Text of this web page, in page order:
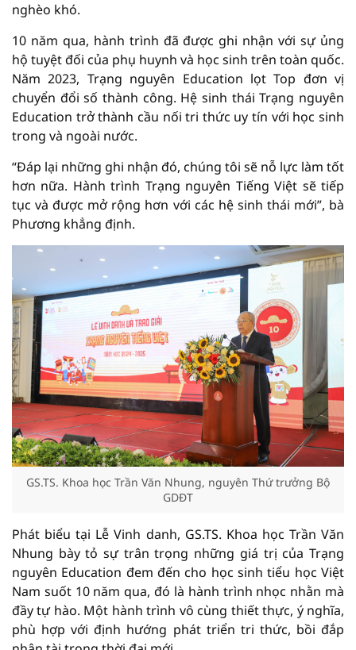
nghèo khó.
10 năm qua, hành trình đã được ghi nhận với sự ủng
hộ tuyệt đối của phụ huynh và học sinh trên toàn quốc.
Năm 2023, Trạng nguyên Education lọt Top đơn vị
chuyển đổi số thành công. Hệ sinh thái Trạng nguyên
Education trở thành cầu nối tri thức uy tín với học sinh
trong và ngoài nước.
“Đáp lại những ghi nhận đó, chúng tôi sẽ nỗ lực làm tốt
hơn nữa. Hành trình Trạng nguyên Tiếng Việt sẽ tiếp
tục và được mở rộng hơn với các hệ sinh thái mới”, bà
Phương khẳng định.
GS.TS. Khoa học Trần Văn Nhung, nguyên Thứ trưởng Bộ
GDĐT
Phát biểu tại Lễ Vinh danh, GS.TS. Khoa học Trần Văn
Nhung bày tỏ sự trân trọng những giá trị của Trạng
nguyên Education đem đến cho học sinh tiểu học Việt
Nam suốt 10 năm qua, đó là hành trình nhọc nhằn mà
đầy tự hào. Một hành trình vô cùng thiết thực, ý nghĩa,
phù hợp với định hướng phát triển tri thức, bồi đắp